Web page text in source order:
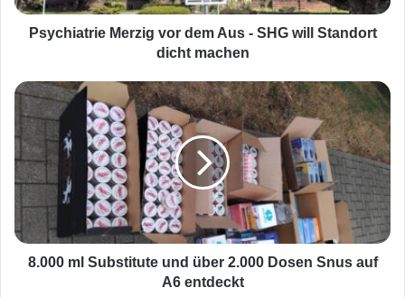
r
e
g
v
o
d
Psychiatrie Merzig vor dem Aus - SHG will Standort
dicht machen
8
0
0
m
l
u
8.000 ml Substitute und über 2.000 Dosen Snus auf
A6 entdeckt